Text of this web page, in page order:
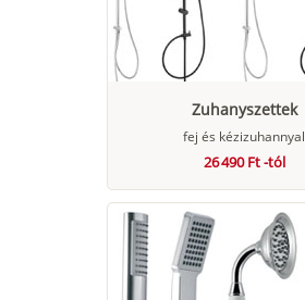
Zuhanyszettek
fej és kézizuhannyal
26 490 Ft -tól